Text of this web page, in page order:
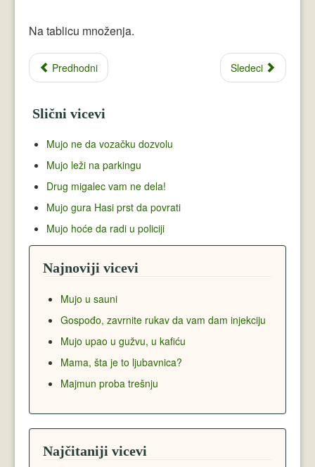
Na tablicu množenja.
Predhodni Sledeci
Slični vicevi
Mujo ne da vozačku dozvolu
Mujo leži na parkingu
Drug migalec vam ne dela!
Mujo gura Hasi prst da povrati
Mujo hoće da radi u policiji
Najnoviji vicevi
Mujo u sauni
Gospođo, zavrnite rukav da vam dam injekciju
Mujo upao u gužvu, u kafiću
Mama, šta je to ljubavnica?
Majmun proba trešnju
Najčitaniji vicevi